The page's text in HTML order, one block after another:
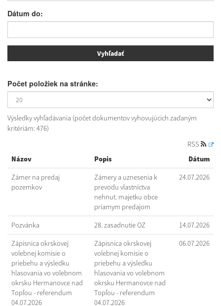
Dátum do:
Počet položiek na stránke:
Výsledky vyhľadávania (počet dokumentov vyhovujúcich zadaným
kritériám: 476)
RSS
Názov
Popis Dátum
Zámer na predaj
pozemkov
Zámery a uznesenia k
prevodu vlastníctva
nehnut. majetku obce
priamym predajom
24.07.2026
Pozvánka 28. zasadnutie OZ 14.07.2026
Zápisnica okrskovej
volebnej komisie o
priebehu a výsledku
hlasovania vo volebnom
okrsku Hermanovce nad
Topľou - referendum
04.07.2026
Zápisnica okrskovej
volebnej komisie o
priebehu a výsledku
hlasovania vo volebnom
okrsku Hermanovce nad
Topľou - referendum
04.07.2026
06.07.2026